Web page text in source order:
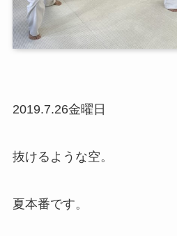
2019.7.26金曜日
抜けるような空。
夏本番です。